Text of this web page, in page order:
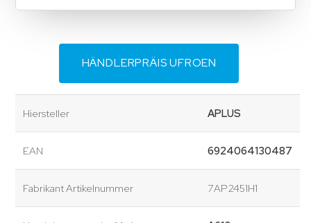
HÄNDLERPRÄIS UFROEN
Hiersteller APLUS
EAN 6924064130487
Fabrikant Artikelnummer 7AP2451H1